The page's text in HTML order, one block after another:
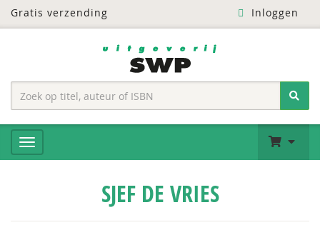
Gratis verzending Inloggen
SJEF DE VRIES